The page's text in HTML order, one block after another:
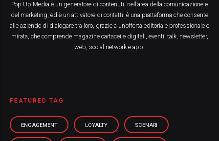
Pop Up Media è un generatore di contenuti, nell’area della comunicazione e
del marketing, ed è un attivatore di contatti: è una piattaforma che consente
alle aziende di dialogare tra loro, grazie a un’offerta editoriale professionale e
mirata, che comprende magazine cartacei e digitali, eventi, talk, newsletter,
web, social network e app.
FEATURED TAG
ENGAGEMENT LOYALTY SCENARI